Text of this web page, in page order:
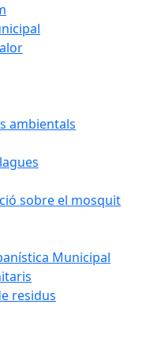
ambientals
sobre el mosquit
Municipal
residus